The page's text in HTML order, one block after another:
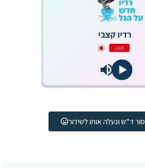
רדיו קצבי
LIVE
ד"ש ונעלה אותו לשידור